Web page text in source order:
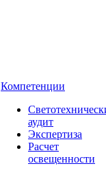
Компетенции
аудит
Экспертиза
Расчет
освещенности